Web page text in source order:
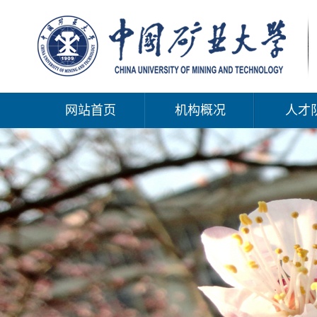
网站首页 机构概况 人才